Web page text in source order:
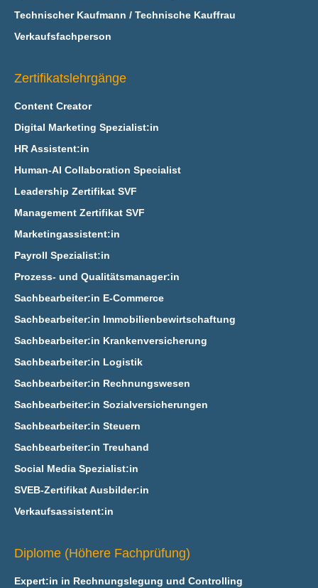
Technischer Kaufmann / Technische Kauffrau
Verkaufsfachperson
Zertifikatslehrgänge
Content Creator
Digital Marketing Spezialist:in
HR Assistent:in
Human-AI Collaboration Specialist
Leadership Zertifikat SVF
Management Zertifikat SVF
Marketingassistent:in
Payroll Spezialist:in
Prozess- und Qualitätsmanager:in
Sachbearbeiter:in E‑Commerce
Sachbearbeiter:in Immobilienbewirtschaftung
Sachbearbeiter:in Krankenversicherung
Sachbearbeiter:in Logistik
Sachbearbeiter:in Rechnungswesen
Sachbearbeiter:in Sozialversicherungen
Sachbearbeiter:in Steuern
Sachbearbeiter:in Treuhand
Social Media Spezialist:in
SVEB-Zertifikat Ausbilder:in
Verkaufsassistent:in
Diplome (Höhere Fachprüfung)
Expert:in in Rechnungslegung und Controlling